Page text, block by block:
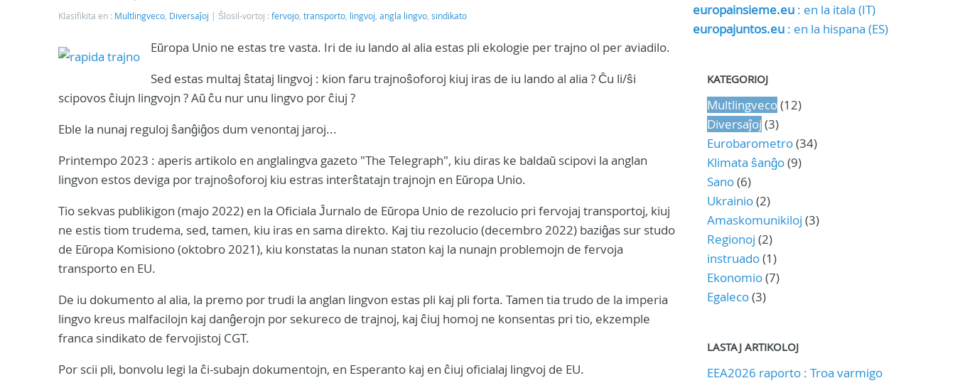
Klasifikita en : Multlingveco, Diversaĵoj Ŝlosil-vortoj : fervojo, transporto, lingvoj, angla lingvo, sindikato
Eŭropa Unio ne estas tre vasta. Iri de iu lando al alia estas pli ekologie per trajno ol per aviadilo.
Sed estas multaj ŝtataj lingvoj : kion faru trajnoŝoforoj kiuj iras de iu lando al alia ? Ĉu li/ŝi
scipovos ĉiujn lingvojn ? Aŭ ĉu nur unu lingvo por ĉiuj ?
Eble la nunaj reguloj ŝanĝiĝos dum venontaj jaroj...
Printempo 2023 : aperis artikolo en anglalingva gazeto "The Telegraph", kiu diras ke baldaŭ scipovi la anglan
lingvon estos deviga por trajnoŝoforoj kiu estras interŝtatajn trajnojn en Eŭropa Unio.
Tio sekvas publikigon (majo 2022) en la Oficiala Ĵurnalo de Eŭropa Unio de rezolucio pri fervojaj transportoj, kiuj
ne estis tiom trudema, sed, tamen, kiu iras en sama direkto. Kaj tiu rezolucio (decembro 2022) baziĝas sur studo
de Eŭropa Komisiono (oktobro 2021), kiu konstatas la nunan staton kaj la nunajn problemojn de fervoja
transporto en EU.
De iu dokumento al alia, la premo por trudi la anglan lingvon estas pli kaj pli forta. Tamen tia trudo de la imperia
lingvo kreus malfacilojn kaj danĝerojn por sekureco de trajnoj, kaj ĉiuj homoj ne konsentas pri tio, ekzemple
franca sindikato de fervojistoj CGT.
Por scii pli, bonvolu legi la ĉi-subajn dokumentojn, en Esperanto kaj en ĉiuj oficialaj lingvoj de EU.
europainsieme.eu: en la itala (IT)
europajuntos.eu: en la hispana (ES)
KATEGORIOJ
Multlingveco(12)
Diversaĵoj (3)
Eurobarometro(34)
Klimata ŝanĝo(9)
Sano(6)
Ukrainio(2)
Amaskomunikiloj (3)
Regionoj (2)
instruado(1)
Ekonomio(7)
Egaleco(3)
LASTAJ ARTIKOLOJ
EEA2026 raporto : Troa varmigo